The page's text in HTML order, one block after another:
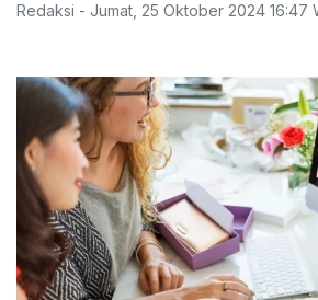
Redaksi - Jumat 25 Oktober 2024 16:47